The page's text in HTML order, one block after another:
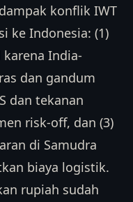
konflik IWT
ke Indonesia: (1)
India-
dan gandum
dan tekanan
risk-off, dan (3)
di Samudra
biaya logistik.
rupiah sudah